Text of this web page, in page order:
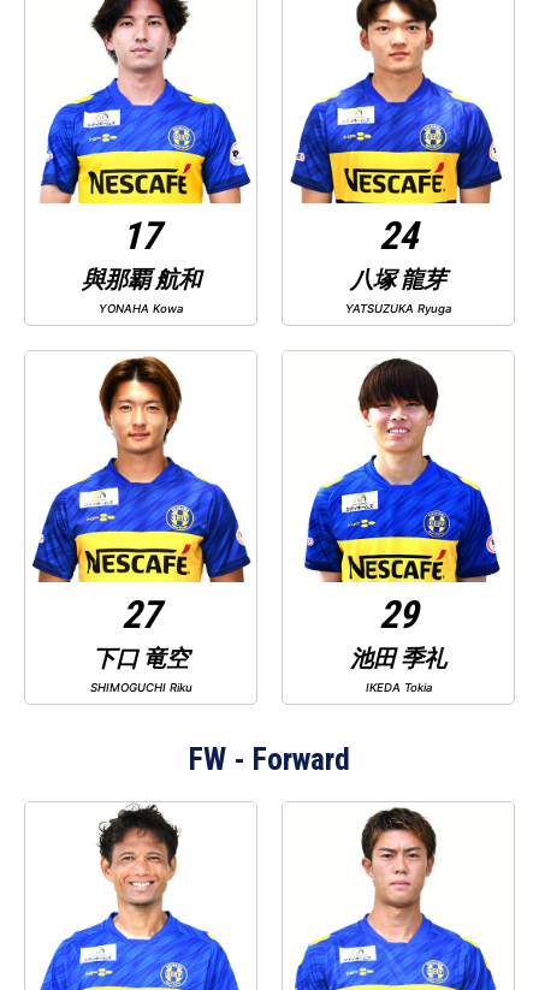
17
與那覇 航和
YONAHA Kowa
24
八塚 龍芽
YATSUZUKA Ryuga
27
下口 竜空
SHIMOGUCHI Riku
29
池田 季礼
IKEDA Tokia
FW